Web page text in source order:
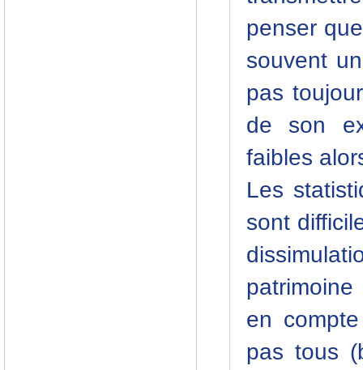
penser
souvent
pas
de son
faibles
Les
sont
en
pas tous